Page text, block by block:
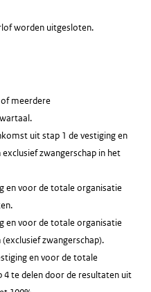
worden uitgesloten.
meerdere
uit stap 1 de vestiging en
zwangerschap in het
en voor de totale organisatie
en voor de totale organisatie
zwangerschap).
en voor de totale
te delen door de resultaten uit